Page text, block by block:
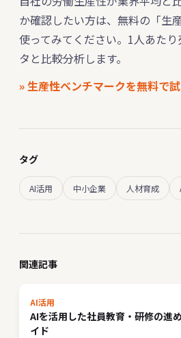
か確認したい方は、無料の「生
使ってみてください。1人あた
タと比較分析します。
» 生産性ベンチマークを無料で
タグ
AI活用 中小企業 人材育成
関連記事
AI活用
AIを活用した社員教育・研修の進
イド